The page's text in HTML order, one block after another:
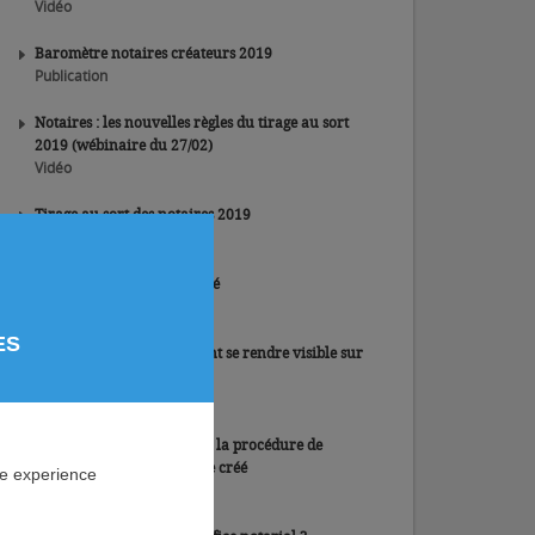
Vidéo
Baromètre notaires créateurs 2019
Publication
Notaires : les nouvelles règles du tirage au sort
2019 (wébinaire du 27/02)
Vidéo
Tirage au sort des notaires 2019
Réussir son début d'activité
Notaire créateur : comment se rendre visible sur
Notaires – Modification de la procédure de
nomination dans un office créé
experience